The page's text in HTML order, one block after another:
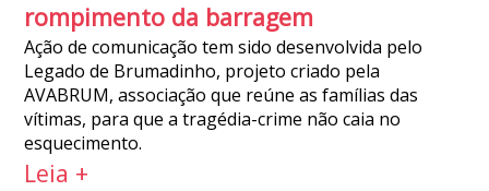
rompimento da barragem
Ação de comunicação tem sido desenvolvida pelo
Legado de Brumadinho, projeto criado pela
AVABRUM, associação que reúne as famílias das
vítimas, para que a tragédia-crime não caia no
esquecimento.
Leia +